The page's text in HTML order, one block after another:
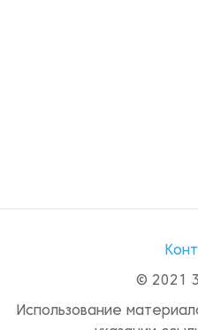
© 2021
Использование